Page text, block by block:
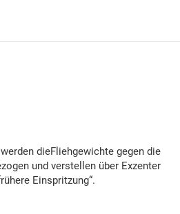
dieFliehgewichte gegen die
und verstellen über Exzenter
Einspritzung“.